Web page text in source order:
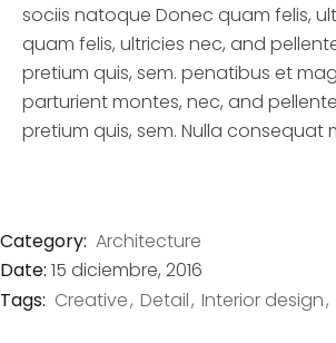
sociis natoque Donec quam felis,
quam felis, ultricies nec, and
pretium quis, sem. penatibus et
parturient montes, nec, and
pretium quis, sem. Nulla consequat
Category: Architecture
Date: 15 diciembre, 2016
Tags: Creative Detail Interior design